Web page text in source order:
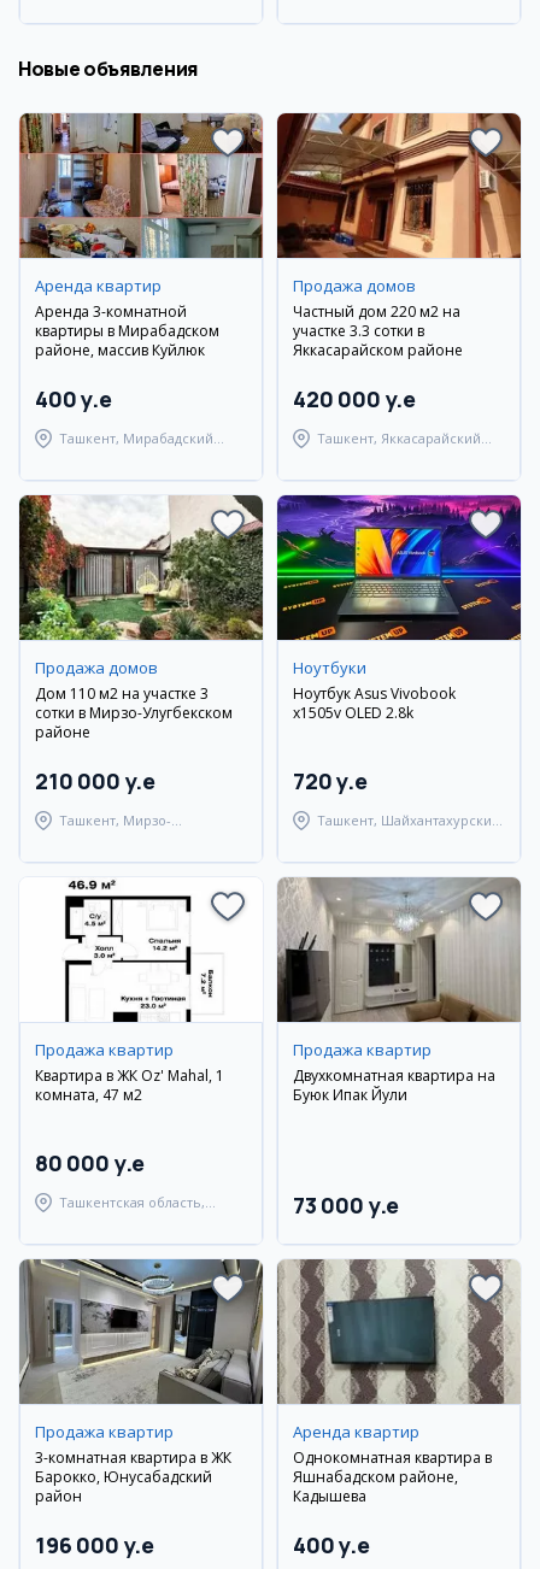
Новые объявления
Аренда квартир
Аренда 3-комнатной
квартиры в Мирабадском
районе, массив Куйлюк
400 y.e
Ташкент, Мирабадский
Продажа домов
Частный дом 220 м2 на
участке 3.3 сотки в
Яккасарайском районе
420 000 y.e
Ташкент, Яккасарайский
Продажа домов
Дом 110 м2 на участке 3
сотки в Мирзо-Улугбекском
районе
210 000 y.e
Ташкент, Мирзо-
Ноутбуки
Ноутбук Asus Vivobook
x1505v OLED 2.8k
720 y.e
Ташкент, Шайхантахурский
Продажа квартир
Квартира в ЖК Oz' Mahal, 1
комната, 47 м2
80 000 y.e
Ташкентская область,
Продажа квартир
Двухкомнатная квартира на
Буюк Ипак Йули
73 000 y.e
Продажа квартир
3-комнатная квартира в ЖК
Барокко, Юнусабадский
район
196 000 y.e
Аренда квартир
Однокомнатная квартира в
Яшнабадском районе,
Кадышева
400 y.e